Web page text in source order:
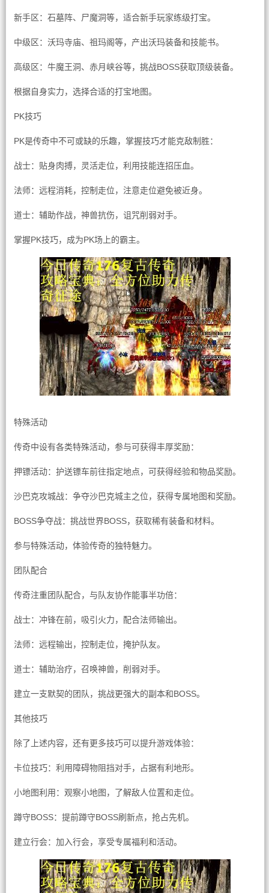
新手区：石墓阵、尸魔洞等，适合新手玩家练级打宝。
中级区：沃玛寺庙、祖玛阁等，产出沃玛装备和技能书。
高级区：牛魔王洞、赤月峡谷等，挑战BOSS获取顶级装备。
根据自身实力，选择合适的打宝地图。
PK技巧
PK是传奇中不可或缺的乐趣，掌握技巧才能克敌制胜：
战士：贴身肉搏，灵活走位，利用技能连招压血。
法师：远程消耗，控制走位，注意走位避免被近身。
道士：辅助作战，神兽抗伤，诅咒削弱对手。
掌握PK技巧，成为PK场上的霸主。
特殊活动
传奇中设有各类特殊活动，参与可获得丰厚奖励：
押镖活动：护送镖车前往指定地点，可获得经验和物品奖励。
沙巴克攻城战：争夺沙巴克城主之位，获得专属地图和奖励。
BOSS争夺战：挑战世界BOSS，获取稀有装备和材料。
参与特殊活动，体验传奇的独特魅力。
团队配合
传奇注重团队配合，与队友协作能事半功倍：
战士：冲锋在前，吸引火力，配合法师输出。
法师：远程输出，控制走位，掩护队友。
道士：辅助治疗，召唤神兽，削弱对手。
建立一支默契的团队，挑战更强大的副本和BOSS。
其他技巧
除了上述内容，还有更多技巧可以提升游戏体验：
卡位技巧：利用障碍物阻挡对手，占据有利地形。
小地图利用：观察小地图，了解敌人位置和走位。
蹲守BOSS：提前蹲守BOSS刷新点，抢占先机。
建立行会：加入行会，享受专属福利和活动。